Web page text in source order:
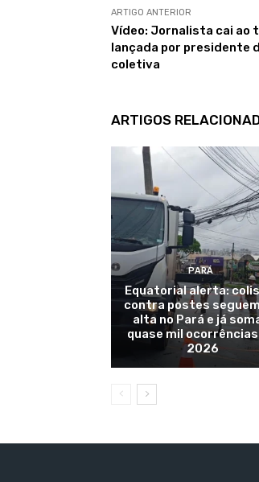
ARTIGO ANTERIOR
Vídeo: Jornalista cai ao
lançada por presidente
coletiva
ARTIGOS
PARÁ
Equatorial alerta:
contra postes
alta no Pará e já
quase mil ocorrências
2026